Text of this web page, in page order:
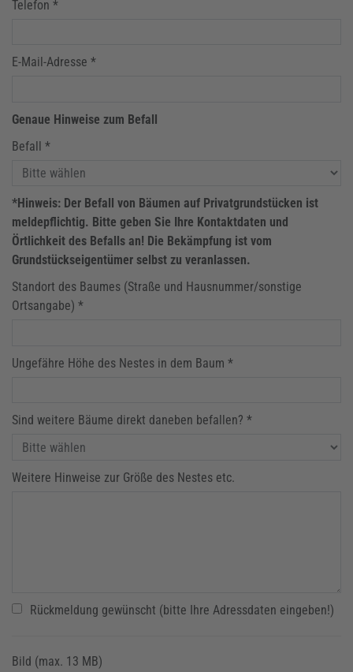
Telefon *
E-Mail-Adresse *
Genaue Hinweise zum Befall
Befall *
*Hinweis: Der Befall von Bäumen auf Privatgrundstücken ist
meldepflichtig. Bitte geben Sie Ihre Kontaktdaten und
Örtlichkeit des Befalls an! Die Bekämpfung ist vom
Grundstückseigentümer selbst zu veranlassen.
Standort des Baumes (Straße und Hausnummer/sonstige
Ortsangabe) *
Ungefähre Höhe des Nestes in dem Baum *
Sind weitere Bäume direkt daneben befallen? *
Weitere Hinweise zur Größe des Nestes etc.
Rückmeldung gewünscht (bitte Ihre Adressdaten eingeben!)
Bild (max. 13 MB)